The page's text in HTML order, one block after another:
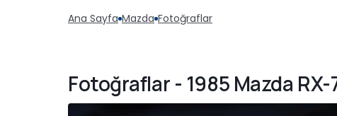
Ana Sayfa Mazda Fotoğraflar
Fotoğraflar - 1985 Mazda